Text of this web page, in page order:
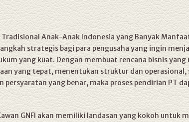
Anak-Anak Indonesia yang Banyak
strategis bagi para pengusaha yang ingin
yang kuat. Dengan membuat rencana bisnis
yang tepat, menentukan struktur dan operasional,
persyaratan yang benar, maka proses pendirian PT
GNFI akan memiliki landasan yang kokoh untuk